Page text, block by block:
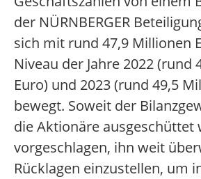
der NÜRNBERGER
sich mit rund 47,9 Millionen
Niveau der Jahre 2022 (rund
Euro) und 2023 (rund 49,5
bewegt. Soweit der
die Aktionäre ausgeschüttet
vorgeschlagen, ihn weit
Rücklagen einzustellen, um